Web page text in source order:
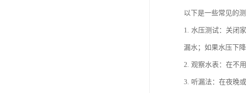
以下是一些常见的测
1. 水压测试：关闭
漏水；如果水压下
2. 观察水表：在不
3. 听漏法：在夜晚